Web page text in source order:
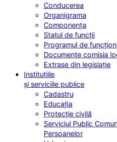
Conducerea
Organigrama
Componența
Statul de funcții
Programul de
Documente comisia
Extrase din legislație
Instituțiile
și serviciile publice
Cadastru
Educația
Protecție civilă
Serviciul Public
Persoanelor